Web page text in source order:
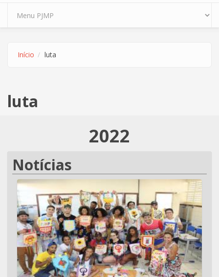
Início luta
luta
2022
Notícias